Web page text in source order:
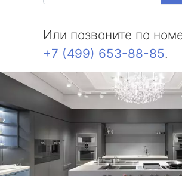
Или позвоните по
+7 (499) 653-88-85.